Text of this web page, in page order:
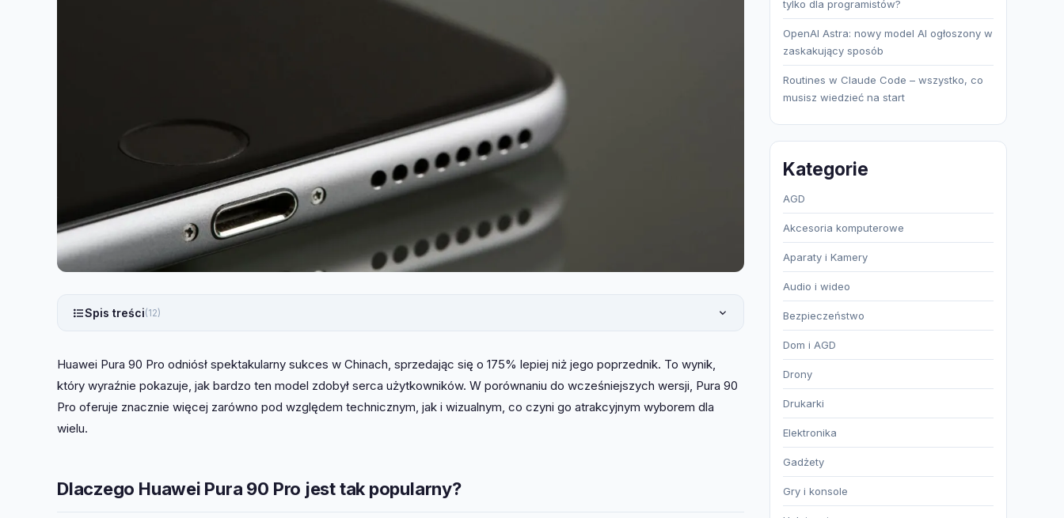
Spis treści(12)
Huawei Pura 90 Pro odniósł spektakularny sukces w Chinach, sprzedając się o 175% lepiej niż jego poprzednik. To wynik,
który wyraźnie pokazuje, jak bardzo ten model zdobył serca użytkowników. W porównaniu do wcześniejszych wersji, Pura 90
Pro oferuje znacznie więcej zarówno pod względem technicznym, jak i wizualnym, co czyni go atrakcyjnym wyborem dla
wielu.
Dlaczego Huawei Pura 90 Pro jest tak popularny?
tylko dla programistów?
OpenAI Astra: nowy model AI ogłoszony w
zaskakujący sposób
Routines w Claude Code – wszystko, co
musisz wiedzieć na start
Kategorie
AGD
Akcesoria komputerowe
Aparaty i Kamery
Audio i wideo
Bezpieczeństwo
Dom i AGD
Drony
Drukarki
Elektronika
Gadżety
Gry i konsole